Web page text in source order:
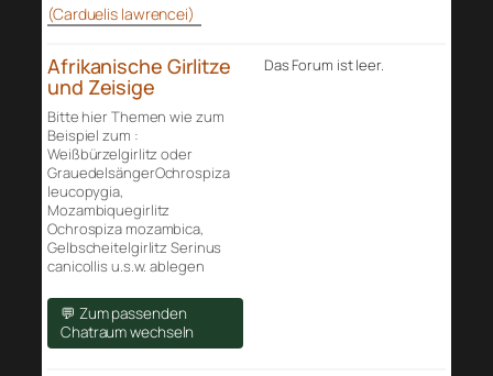
(Carduelis lawrencei)
Afrikanische Girlitze
und Zeisige
Bitte hier Themen wie zum
Beispiel zum :
Weißbürzelgirlitz oder
GrauedelsängerOchrospiza
leucopygia,
Mozambiquegirlitz
Ochrospiza mozambica,
Gelbscheitelgirlitz Serinus
canicollis u.s.w. ablegen
💬 Zum passenden
Chatraum wechseln
Das Forum ist leer.